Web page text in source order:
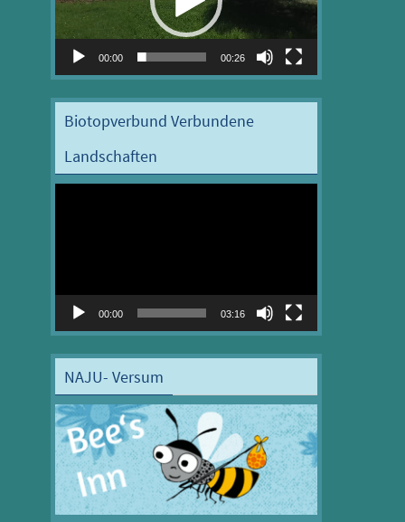
00:00 00:26
Biotopverbund Verbundene
Landschaften
00:00 03:16
NAJU- Versum